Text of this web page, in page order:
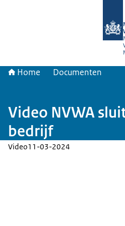
Home Documenten
Video NVWA
bedrijf
Video11-03-2024